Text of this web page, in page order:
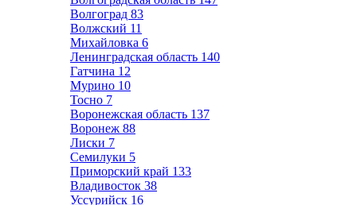
Волгоград 83
Волжский 11
Михайловка 6
Ленинградская область 140
Гатчина 12
Мурино 10
Тосно 7
Воронежская область 137
Воронеж 88
Лиски 7
Семилуки 5
Приморский край 133
Владивосток 38
Уссурийск 16